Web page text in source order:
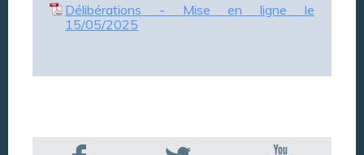
Délibérations - Mise en ligne le
15/05/2025